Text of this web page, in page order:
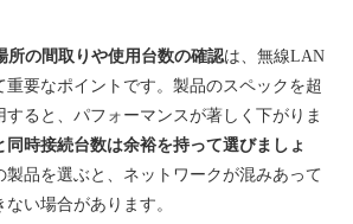
所の間取りや使用台数の確認は、無線LAN
重要なポイントです。製品のスペックを超
すると、パフォーマンスが著しく下がりま
同時接続台数は余裕を持って選びましょ
製品を選ぶと、ネットワークが混みあって
い場合があります。